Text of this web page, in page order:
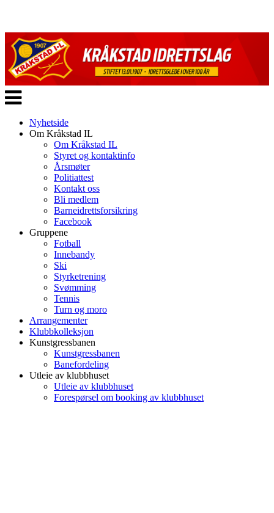
Veksle
navigasjon
Nyhetside
Om Kråkstad IL
Om Kråkstad IL
Styret og kontaktinfo
Årsmøter
Politiattest
Kontakt oss
Bli medlem
Barneidrettsforsikring
Facebook
Gruppene
Fotball
Innebandy
Ski
Styrketrening
Svømming
Tennis
Turn og moro
Arrangementer
Klubbkolleksjon
Kunstgressbanen
Kunstgressbanen
Banefordeling
Utleie av klubbhuset
Utleie av klubbhuset
Forespørsel om booking av klubbhuset